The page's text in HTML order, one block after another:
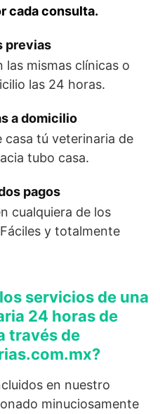
cada consulta.
previas
mismas clínicas o
las 24 horas.
a domicilio
casa tú veterinaria de
tubo casa.
pagos
cualquiera de los
y totalmente
servicios de una
24 horas de
través de
en nuestro
minuciosamente